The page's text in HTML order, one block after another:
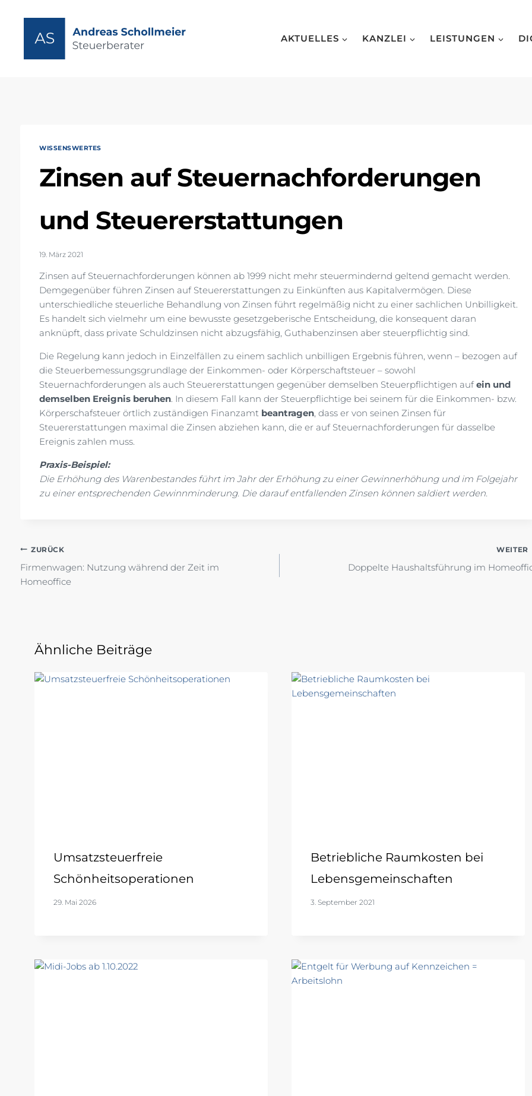
Inhalt
springen
AKTUELLES KANZLEI LEISTUNGEN
WISSENSWERTES
Zinsen auf Steuernachforderungen
und Steuererstattungen
19. März 2021
Zinsen auf Steuernachforderungen können ab 1999 nicht mehr steuermindernd geltend gemacht werden.
Demgegenüber führen Zinsen auf Steuererstattungen zu Einkünften aus Kapitalvermögen. Diese
unterschiedliche steuerliche Behandlung von Zinsen führt regelmäßig nicht zu einer sachlichen Unbilligkeit.
Es handelt sich vielmehr um eine bewusste gesetzgeberische Entscheidung, die konsequent daran
anknüpft, dass private Schuldzinsen nicht abzugsfähig, Guthabenzinsen aber steuerpflichtig sind.
Die Regelung kann jedoch in Einzelfällen zu einem sachlich unbilligen Ergebnis führen, wenn – bezogen auf
die Steuerbemessungsgrundlage der Einkommen- oder Körperschaftsteuer – sowohl
Steuernachforderungen als auch Steuererstattungen gegenüber demselben Steuerpflichtigen aufein und
demselben Ereignis beruhen. In diesem Fall kann der Steuerpflichtige bei seinem für die Einkommen- bzw.
Körperschafsteuer örtlich zuständigen Finanzamt beantragen, dass er von seinen Zinsen für
Steuererstattungen maximal die Zinsen abziehen kann, die er auf Steuernachforderungen für dasselbe
Ereignis zahlen muss.
Praxis-Beispiel:
Die Erhöhung des Warenbestandes führt im Jahr der Erhöhung zu einer Gewinnerhöhung und im Folgejahr
zu einer entsprechenden Gewinnminderung. Die darauf entfallenden Zinsen können saldiert werden.
Beitragsnavigation
ZURÜCK
Firmenwagen: Nutzung während der Zeit im
Homeoffice
WEITER
Doppelte Haushaltsführung im
Ähnliche Beiträge
Umsatzsteuerfreie
Schönheitsoperationen
29. Mai 2026
Betriebliche Raumkosten bei
Lebensgemeinschaften
3. September 2021